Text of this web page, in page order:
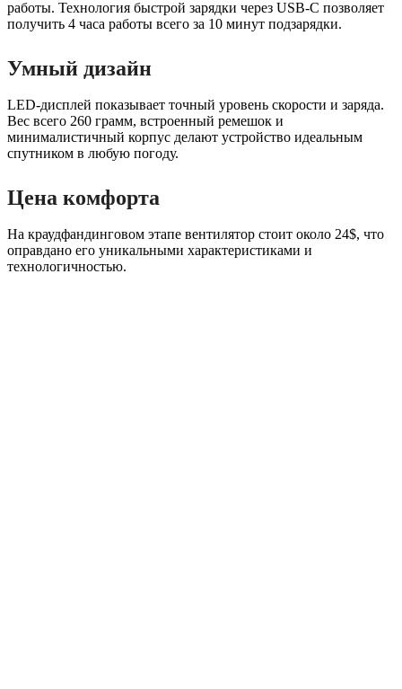
работы. Технология быстрой зарядки через USB-C позволяет
получить 4 часа работы всего за 10 минут подзарядки.
Умный дизайн
LED-дисплей показывает точный уровень скорости и заряда.
Вес всего 260 грамм, встроенный ремешок и
минималистичный корпус делают устройство идеальным
спутником в любую погоду.
Цена комфорта
На краудфандинговом этапе вентилятор стоит около 24$, что
оправдано его уникальными характеристиками и
технологичностью.